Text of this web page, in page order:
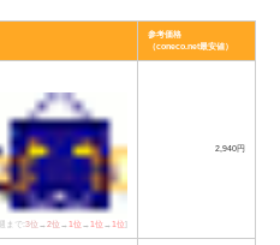
参考価格
（coneco.net最安値）
まで:3位 →2位 →1位 →1位 →1位]
2,940円